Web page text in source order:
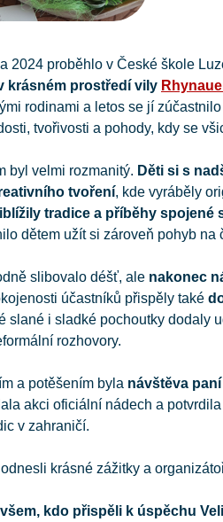
2024 proběhlo v České škole
krásném prostředí vily
rodinami a letos se jí
tvořivosti a pohody, kdy se
byl velmi rozmanitý. Děti si s
tvoření, kde vyráběly
tradice a příběhy spojené
dětem užít si zároveň pohyb na
slibovalo déšť, ale nakonec
účastníků přispěly také
slané i sladké pochoutky dodaly
rozhovory.
a potěšením byla návštěva
akci oficiální nádech a
v zahraničí.
krásné zážitky a
kdo přispěli k úspěchu